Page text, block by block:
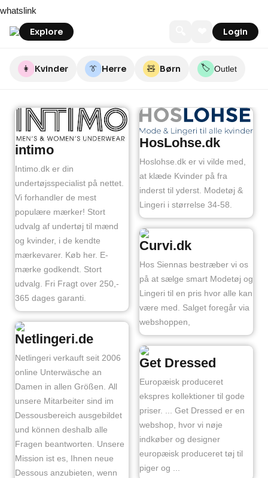
to
content
whatslink
Explore Login
👩 Kvinder 👔 Herre 🧸 Børn 🏷️ Outlet
intimo
Intimo.dk er din
undertøjsspecialist på nettet.
Vi forhandler de mest
populære mærker! Stort
udvalg af undertøj til mænd
og kvinder, i de kendte
mærkevarer. Køb her. E-
mærke godkendt. Stort
udvalg. Fri Fragt over 250,-
365 dages garanti.
Netlingeri.de
Netlingeri verkauft seit 2006
online Unterwäsche an
Damen in allen Größen. All
unsere Mitarbeiter sind im
Dessousbereich ausgebildet
und können deshalb alle
Fragen beantworten. Unsere
Mission ist es, Ihnen neue
Dessous anzubieten, wenn
HosLohse.dk
Hoslohse.dk er vi vilde med,
at klæde Kvinder på fra
inderst til yderst. Modetøj &
Lingeri i størrelse 34-58.
Curvi.dk
Hos Siennas bestræber vi os
på at sælge smart Modetøj og
Lingeri til en pris hvor alle kan
være med. Salget foregår via
webshoppen,
Get Dressed
Europæisk produceret
ekspres kollektioner til gode
priser. ... Get Dressed er en
webshop, hvor vi nøje
indkøber og designer
europæisk produceret tøj til
piger og ...